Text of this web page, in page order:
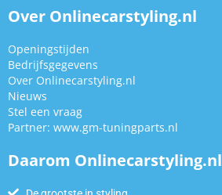
Over Onlinecarstyling.nl
Openingstijden
Bedrijfsgegevens
Over Onlinecarstyling.nl
Nieuws
Stel een vraag
Partner: www.gm-tuningparts.nl
Daarom Onlinecarstyling.nl